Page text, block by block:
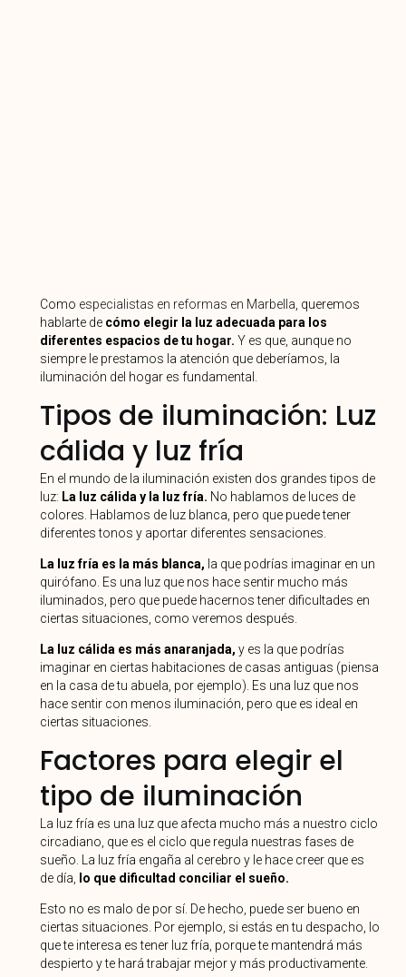
Como especialistas en reformas en Marbella , queremos
hablarte de cómo elegir la luz adecuada para los
diferentes espacios de tu hogar. Y es que, aunque no
siempre le prestamos la atención que deberíamos, la
iluminación del hogar es fundamental.
Tipos de iluminación: Luz
cálida y luz fría
En el mundo de la iluminación existen dos grandes tipos de
luz: La luz cálida y la luz fría. No hablamos de luces de
colores. Hablamos de luz blanca, pero que puede tener
diferentes tonos y aportar diferentes sensaciones.
La luz fría es la más blanca, la que podrías imaginar en un
quirófano. Es una luz que nos hace sentir mucho más
iluminados, pero que puede hacernos tener dificultades en
ciertas situaciones, como veremos después.
La luz cálida es más anaranjada, y es la que podrías
imaginar en ciertas habitaciones de casas antiguas (piensa
en la casa de tu abuela, por ejemplo). Es una luz que nos
hace sentir con menos iluminación, pero que es ideal en
ciertas situaciones.
Factores para elegir el
tipo de iluminación
La luz fría es una luz que afecta mucho más a nuestro ciclo
circadiano, que es el ciclo que regula nuestras fases de
sueño. La luz fría engaña al cerebro y le hace creer que es
de día,
lo que dificultad conciliar el sueño.
Esto no es malo de por sí. De hecho, puede ser bueno en
ciertas situaciones. Por ejemplo, si estás en tu despacho, lo
que te interesa es tener luz fría, porque te mantendrá más
despierto y te hará trabajar mejor y más productivamente.